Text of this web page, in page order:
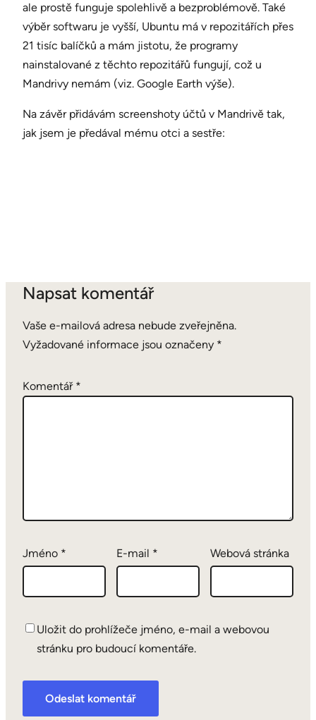
ale prostě funguje spolehlivě a bezproblémově. Také
výběr softwaru je vyšší, Ubuntu má v repozitářích přes
21 tisíc balíčků a mám jistotu, že programy
nainstalované z těchto repozitářů fungují, což u
Mandrivy nemám (viz. Google Earth výše).
Na závěr přidávám screenshoty účtů v Mandrivě tak,
jak jsem je předával mému otci a sestře:
Napsat komentář
Vaše e-mailová adresa nebude zveřejněna.
Vyžadované informace jsou označeny *
Komentář *
Jméno * E-mail * Webová stránka
Uložit do prohlížeče jméno, e-mail a webovou
stránku pro budoucí komentáře.